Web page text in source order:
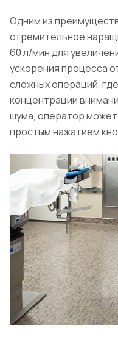
Одним из
стремительное
60 л/мин для
ускорения процесса
сложных операций,
концентрации
шума, оператор
простым нажатием